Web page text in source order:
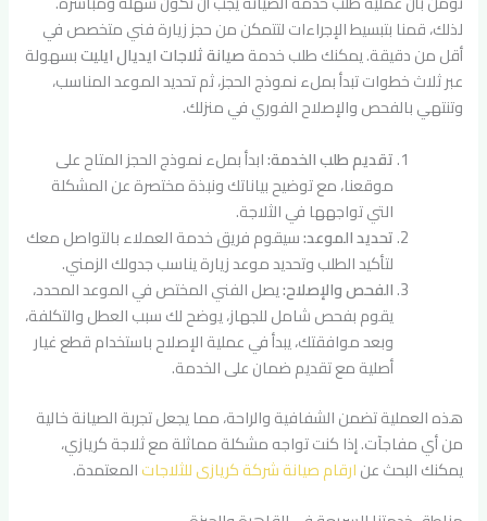
لذلك، قمنا بتبسيط الإجراءات لتتمكن من حجز زيارة فني متخصص في
أقل من دقيقة. يمكنك طلب خدمةصيانة ثلاجات ايديال ايليتبسهولة
عبر ثلاث خطوات تبدأ بملء نموذج الحجز، ثم تحديد الموعد المناسب،
وتنتهي بالفحص والإصلاح الفوري في منزلك.
تقديم طلب الخدمة:ابدأ بملء نموذج الحجز المتاح على
موقعنا، مع توضيح بياناتك ونبذة مختصرة عن المشكلة
التي تواجهها في الثلاجة.
تحديد الموعد:سيقوم فريق خدمة العملاء بالتواصل معك
لتأكيد الطلب وتحديد موعد زيارة يناسب جدولك الزمني.
الفحص والإصلاح:يصل الفني المختص في الموعد المحدد،
يقوم بفحص شامل للجهاز، يوضح لك سبب العطل والتكلفة،
وبعد موافقتك، يبدأ في عملية الإصلاح باستخدام قطع غيار
أصلية مع تقديم ضمان على الخدمة.
هذه العملية تضمن الشفافية والراحة، مما يجعل تجربة الصيانة خالية
من أي مفاجآت. إذا كنت تواجه مشكلة مماثلة مع ثلاجة كريازي،
يمكنك البحث عنارقام صيانة شركة كريازى للثلاجاتالمعتمدة.